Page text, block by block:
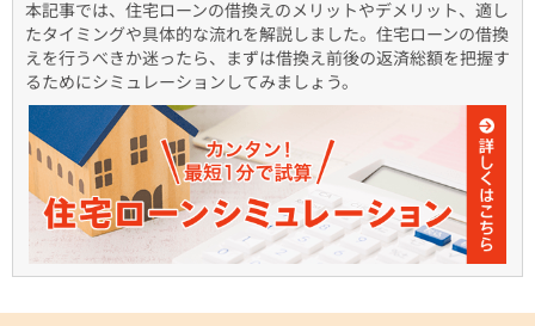
本記事では、住宅ローンの借換えのメリットやデメリット、適し
たタイミングや具体的な流れを解説しました。住宅ローンの借換
えを行うべきか迷ったら、まずは借換え前後の返済総額を把握す
るためにシミュレーションしてみましょう。